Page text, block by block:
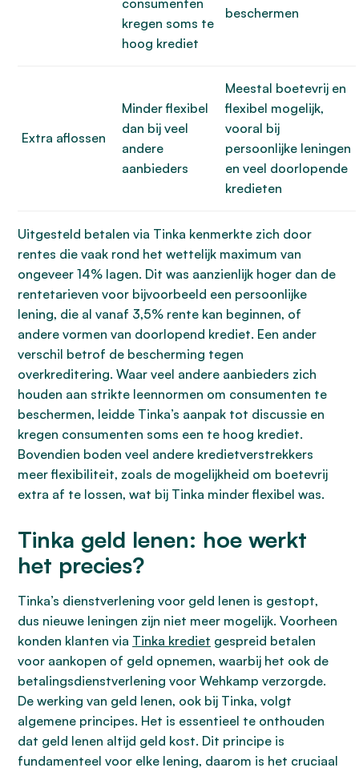
consumenten
kregen soms te
hoog krediet
beschermen
Extra aflossen
Minder flexibel
dan bij veel
andere
aanbieders
Meestal boetevrij en
flexibel mogelijk,
vooral bij
persoonlijke leningen
en veel doorlopende
kredieten
Uitgesteld betalen via Tinka kenmerkte zich door
rentes die vaak rond het wettelijk maximum van
ongeveer 14% lagen. Dit was aanzienlijk hoger dan de
rentetarieven voor bijvoorbeeld een persoonlijke
lening, die al vanaf 3,5% rente kan beginnen, of
andere vormen van doorlopend krediet. Een ander
verschil betrof de bescherming tegen
overkreditering. Waar veel andere aanbieders zich
houden aan strikte leennormen om consumenten te
beschermen, leidde Tinka’s aanpak tot discussie en
kregen consumenten soms een te hoog krediet.
Bovendien boden veel andere kredietverstrekkers
meer flexibiliteit, zoals de mogelijkheid om boetevrij
extra af te lossen, wat bij Tinka minder flexibel was.
Tinka geld lenen: hoe werkt
het precies?
Tinka’s dienstverlening voor geld lenen is gestopt,
dus nieuwe leningen zijn niet meer mogelijk. Voorheen
konden klanten via Tinka krediet gespreid betalen
voor aankopen of geld opnemen, waarbij het ook de
betalingsdienstverlening voor Wehkamp verzorgde.
De werking van geld lenen, ook bij Tinka, volgt
algemene principes. Het is essentieel te onthouden
dat geld lenen altijd geld kost. Dit principe is
fundamenteel voor elke lening, daarom is het cruciaal